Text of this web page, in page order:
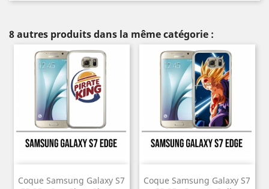
8 autres produits dans la même catégorie :
Coque Samsung Galaxy S7
Coque Samsung Galaxy S7